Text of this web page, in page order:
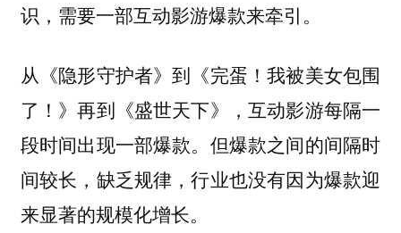
识，需要一部互动影游爆款来牵引。
从《隐形守护者》到《完蛋！我被美女包围
了！》再到《盛世天下》，互动影游每隔一
段时间出现一部爆款。但爆款之间的间隔时
间较长，缺乏规律，行业也没有因为爆款迎
来显著的规模化增长。